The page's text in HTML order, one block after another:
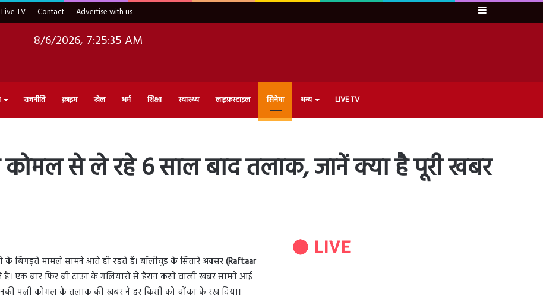
Live TV Contact Advertise with us Sidebar
8/6/2026, 7:25:36 AM
राजनीति क्राइम खेल धर्म शिक्षा स्वास्थ्य लाइफ़स्टाइल सिनेमा अन्य LIVE TV
कोमल से ले रहे 6 साल बाद तलाक, जानें क्या है पूरी खबर
के बिगड़ते मामले सामने आते ही रहते हैं। बॉलीवुड के सितारे अक्सर(Raftaar
एक बार फिर बी टाउन के गलियारों से हैरान करने वाली खबर सामने आई
पत्नी कोमल के तलाक की खबर ने हर किसी को चौंका के रख दिया।